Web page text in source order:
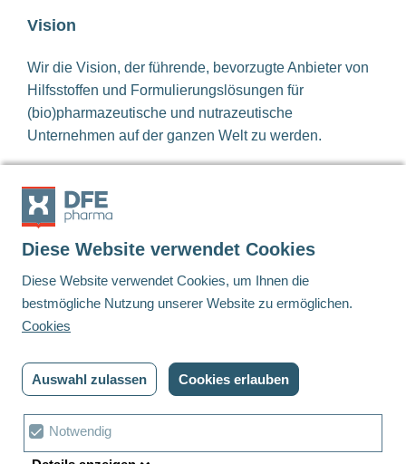
Diese Website verwendet Cookies
Diese Website verwendet Cookies, um Ihnen die
bestmögliche Nutzung unserer Website zu ermöglichen.
Cookies
Auswahl zulassen Cookies erlauben
Cookie
Auswahl
Notwendig
Vision
Wir die Vision, der führende, bevorzugte Anbieter von
Hilfsstoffen und Formulierungslösungen für
(bio)pharmazeutische und nutrazeutische
Unternehmen auf der ganzen Welt zu werden.
Mehr lesen
Footer
© DFE Pharma | 2022 | Alle Rechte vorbehalten
Datenschutzbestimmungen
Bedingungen und Konditionen
Cookie Einstellungen